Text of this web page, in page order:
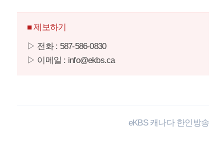
■ 제보하기
▷ 전화 : 587-586-0830
▷ 이메일 : info@ekbs.ca
eKBS 캐나다 한인방송